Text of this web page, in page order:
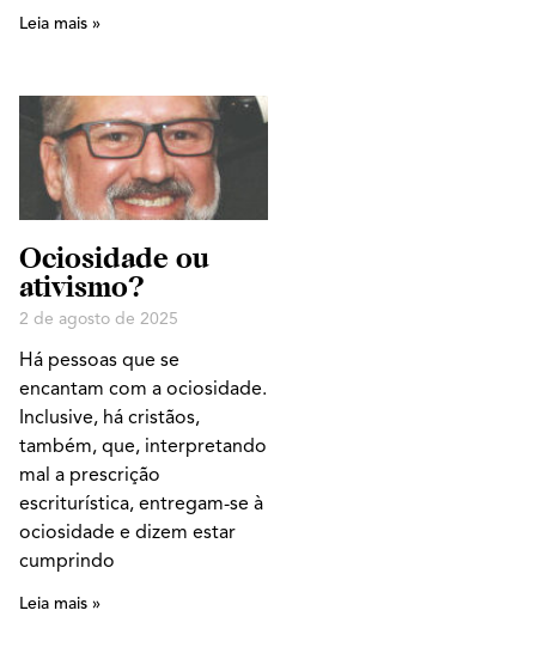
Leia mais »
Ociosidade ou
ativismo?
2 de agosto de 2025
Há pessoas que se
encantam com a ociosidade.
Inclusive, há cristãos,
também, que, interpretando
mal a prescrição
escriturística, entregam-se à
ociosidade e dizem estar
cumprindo
Leia mais »